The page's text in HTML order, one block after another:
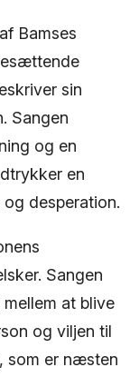
Bamses
sin
Sangen
og en
en
desperation.
Sangen
at blive
og viljen til
som er næsten